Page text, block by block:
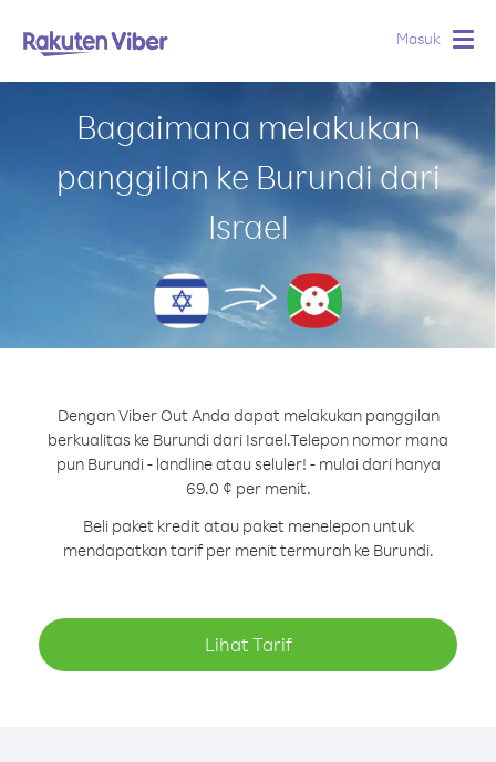
Masuk
Bagaimana melakukan
panggilan ke Burundi dari
Israel
Dengan Viber Out Anda dapat melakukan panggilan
berkualitas ke Burundi dari Israel.Telepon nomor mana
pun Burundi - landline atau seluler! - mulai dari hanya
69.0 ¢ per menit.
Beli paket kredit atau paket menelepon untuk
mendapatkan tarif per menit termurah ke Burundi.
Lihat Tarif